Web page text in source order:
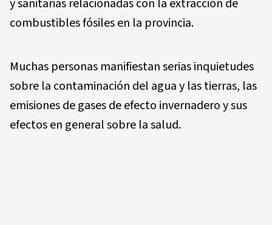
y sanitarias relacionadas con la extracción de
combustibles fósiles en la provincia.
Muchas personas manifiestan serias inquietudes
sobre la contaminación del agua y las tierras, las
emisiones de gases de efecto invernadero y sus
efectos en general sobre la salud.